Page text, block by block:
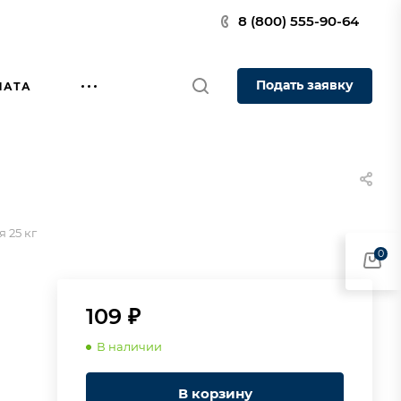
8 (800) 555-90-64
Подать заявку
25 кг
109 ₽
В наличии
В корзину
0